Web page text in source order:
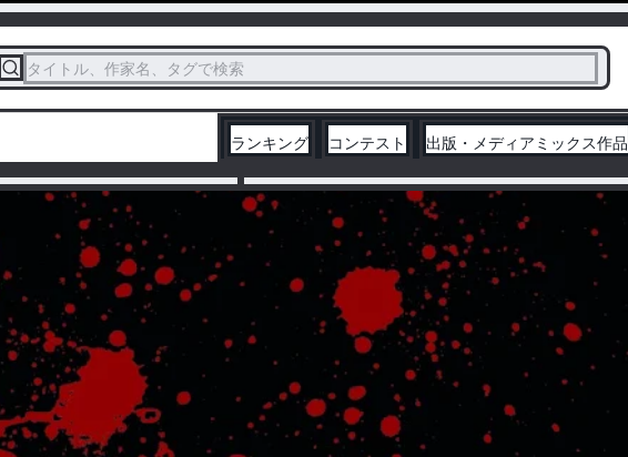
タイトル、作家名、タグで検索
ランキング コンテスト 出版・メディアミックス作品